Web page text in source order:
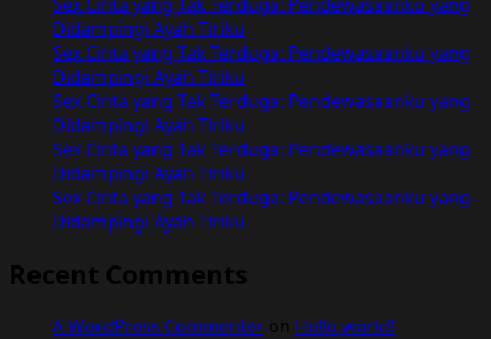
Sex Cinta yang Tak Terduga: Pendewasaanku yang
Didampingi Ayah Tiriku
Sex Cinta yang Tak Terduga: Pendewasaanku yang
Didampingi Ayah Tiriku
Sex Cinta yang Tak Terduga: Pendewasaanku yang
Didampingi Ayah Tiriku
Sex Cinta yang Tak Terduga: Pendewasaanku yang
Didampingi Ayah Tiriku
Sex Cinta yang Tak Terduga: Pendewasaanku yang
Didampingi Ayah Tiriku
Recent Comments
A WordPress Commenter on Hello world!